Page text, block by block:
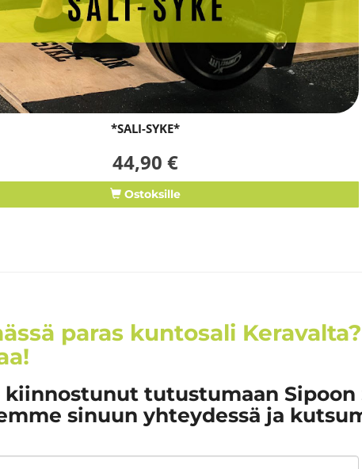
*SALI-SYKE*
44,90 €
Ostoksille
paras kuntosali
kiinnostunut tutustumaan
sinuun yhteydessä ja